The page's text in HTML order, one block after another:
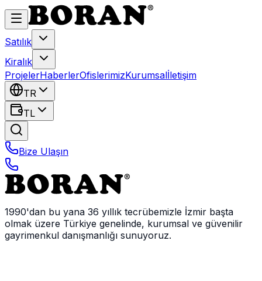
Satılık
Kiralık
ProjelerHaberlerOfislerimizKurumsalİletişim
TR
TL
Bize Ulaşın
1990'dan bu yana 36 yıllık tecrübemizle İzmir başta
olmak üzere Türkiye genelinde, kurumsal ve güvenilir
gayrimenkul danışmanlığı sunuyoruz.